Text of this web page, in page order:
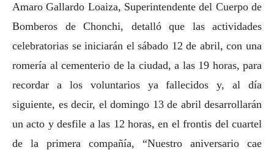
Amaro Gallardo Loaiza, Superintendente del Cuerpo de
Bomberos de Chonchi, detalló que las actividades
celebratorias se iniciarán el sábado 12 de abril, con una
romería al cementerio de la ciudad, a las 19 horas, para
recordar a los voluntarios ya fallecidos y, al día
siguiente, es decir, el domingo 13 de abril desarrollarán
un acto y desfile a las 12 horas, en el frontis del cuartel
de la primera compañía, “Nuestro aniversario cae